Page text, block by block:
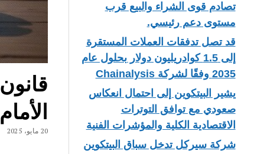
تصادم قوى الشراء والبيع قرب
مستوى دعم رئيسي.
قد تصل تدفقات العملات المستقرة
إلى 1.5 كوادريليون دولار بحلول عام
2035 وفقًا لشركة Chainalysis
يشير البيتكوين إلى احتمال انعكاس
صعودي مع توافق التوترات
الاقتصادية الكلية والمؤشرات الفنية
شركة سيركل تدخل سباق البيتكوين
الأمام
20 مايو، 2025